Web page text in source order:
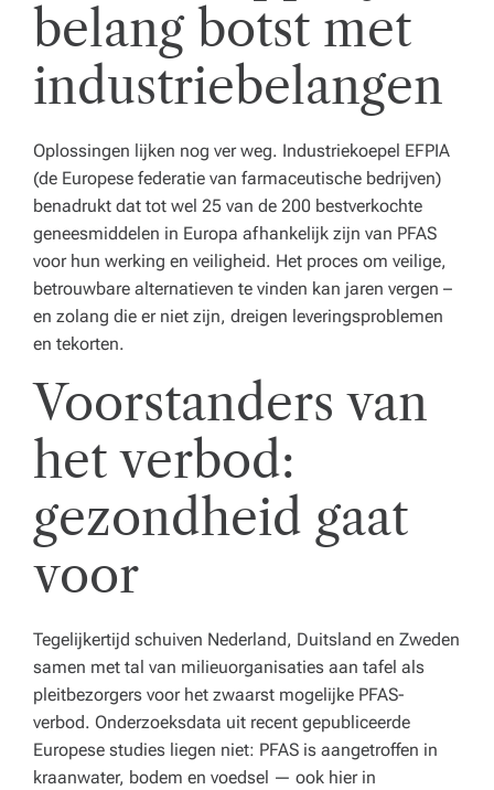
belang botst met
industriebelangen
Oplossingen lijken nog ver weg. Industriekoepel EFPIA
(de Europese federatie van farmaceutische bedrijven)
benadrukt dat tot wel 25 van de 200 bestverkochte
geneesmiddelen in Europa afhankelijk zijn van PFAS
voor hun werking en veiligheid. Het proces om veilige,
betrouwbare alternatieven te vinden kan jaren vergen –
en zolang die er niet zijn, dreigen leveringsproblemen
en tekorten.
Voorstanders van
het verbod:
gezondheid gaat
voor
Tegelijkertijd schuiven Nederland, Duitsland en Zweden
samen met tal van milieuorganisaties aan tafel als
pleitbezorgers voor het zwaarst mogelijke PFAS-
verbod. Onderzoeksdata uit recent gepubliceerde
Europese studies liegen niet: PFAS is aangetroffen in
kraanwater, bodem en voedsel — ook hier in